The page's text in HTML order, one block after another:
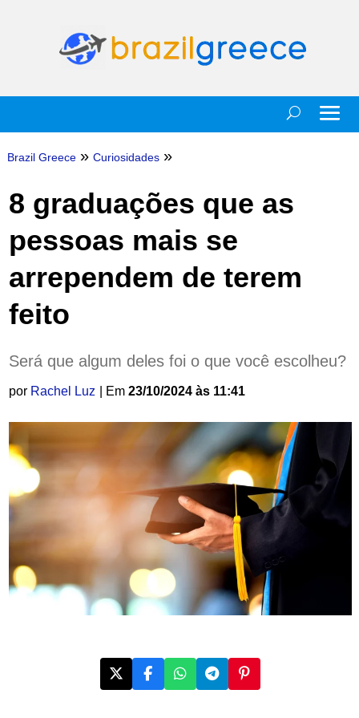
Brazil Greece » Curiosidades »
8 graduações que as
pessoas mais se
arrependem de terem
feito
Será que algum deles foi o que você escolheu?
por Rachel Luz | Em 23/10/2024 às 11:41